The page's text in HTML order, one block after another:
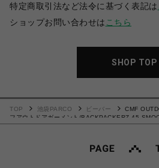
特定商取引法など法令に基づく表記は
ショップお問い合わせは こちら
SHOP TOP
TOP 池袋PARCO ビーバー
CMF
フアウトドアガーメント/BACKPACKERZ 45
パック